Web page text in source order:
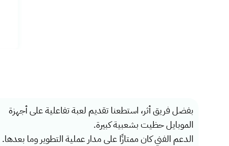
بفضل فريق أثر، استطعنا تقديم لعبة تفاعلية على أجهزة
الموبايل حظيت بشعبية كبيرة.
الدعم الفني كان ممتازًا على مدار عملية التطوير وما بعدها.